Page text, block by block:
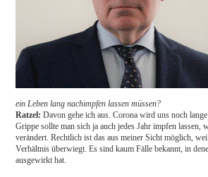
ein Leben lang nachimpfen lassen müssen?
Ratzel: Davon gehe ich aus. Corona wird uns noch
Grippe sollte man sich ja auch jedes Jahr impfen lassen,
verändert. Rechtlich ist das aus meiner Sicht möglich,
Verhältnis überwiegt. Es sind kaum Fälle bekannt, in
ausgewirkt hat.